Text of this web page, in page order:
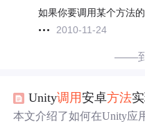
如果你要调用某个方法
2010-11-24
——
Unity调用安卓方法
本文介绍了如何在Unity应